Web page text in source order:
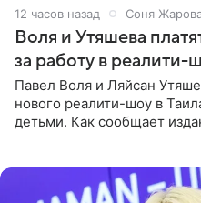
12 часов назад Соня
Воля и Утяшева
за работу в реалити-
Павел Воля и Ляйсан
нового реалити-шоу в
детьми. Как сообщает